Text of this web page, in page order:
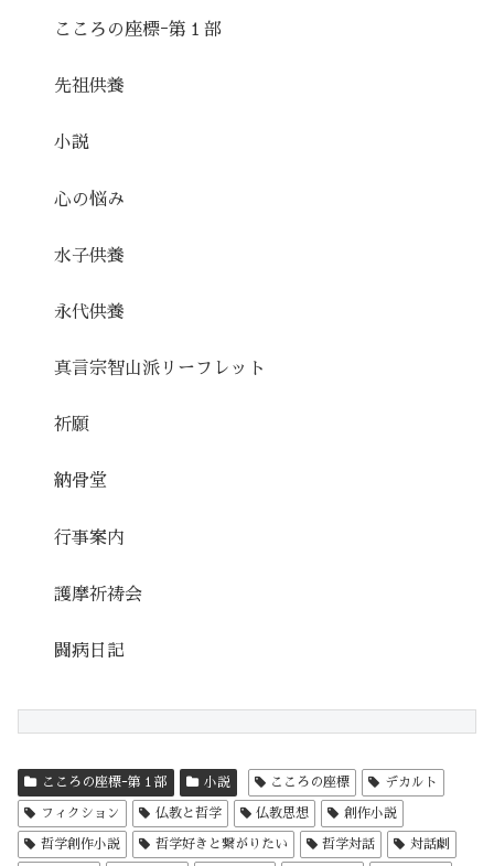
こころの座標ｰ第１部
先祖供養
小説
心の悩み
水子供養
永代供養
真言宗智山派リーフレット
祈願
納骨堂
行事案内
護摩祈祷会
闘病日記
こころの座標ｰ第１部 小説 こころの座標 デカルト
フィクション 仏教と哲学 仏教思想 創作小説
哲学創作小説 哲学好きと繋がりたい 哲学対話 対話劇